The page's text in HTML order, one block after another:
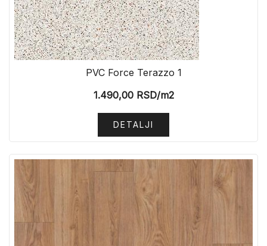
PVC Force Terazzo 1
1.490,00RSD/m2
DETALJI